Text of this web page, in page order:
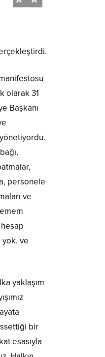
olarak 31
Başkanı
personele
ve
yok. ve
yaklaşım
bir
esasıyla